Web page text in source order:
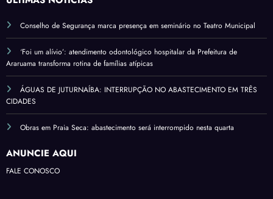
Conselho de Segurança marca presença em seminário no Teatro Municipal
‘Foi um alívio’: atendimento odontológico hospitalar da Prefeitura de
Araruama transforma rotina de famílias atípicas
ÁGUAS DE JUTURNAÍBA: INTERRUPÇÃO NO ABASTECIMENTO EM TRÊS
CIDADES
Obras em Praia Seca: abastecimento será interrompido nesta quarta
ANUNCIE AQUI
FALE CONOSCO